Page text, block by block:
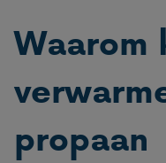
Waarom
propaan